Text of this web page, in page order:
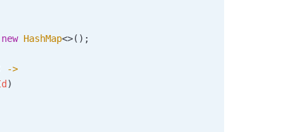
new HashMap<>() ;
->
)